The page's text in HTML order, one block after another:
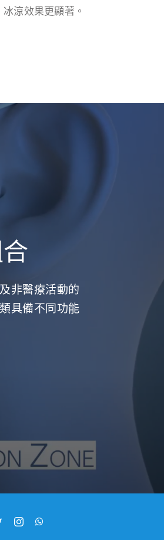
涼效果更顯著。
非醫療活動的
具備不同功能